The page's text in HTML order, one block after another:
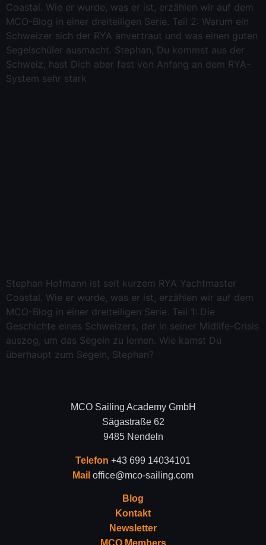
Coastal. Wie er wurde, was er ist, erzählen wir auf dem
MCO-Blog in einer dreiteiligen Serie. Teil 2: Warum ein
Schweizer sich der RYA anvertraut und was einen guten
Segelschüler ausmacht. Stephan, Du kommst aus der
Schweiz, hast Dich aber fast von Anfang an dem RYA-
System sehr stark
Stephan Hofmann ist seit kurzem RYA Yachtmaster
Coastal. Wie er wurde, was er ist, erzählen wir auf dem
MCO-Blog in einer dreiteiligen Serie. Teil 1: Die
Geschichte eines Schweizers, der in seiner Midlife-Crisis
auszog, um das Segeln zu lernen. Wie kamst Du
überhaupt zum Segeln, Stephan?
MCO Sailing Academy GmbH
Sägastraße 62
9485 Nendeln
Telefon +43 699 14034101
Mail office@mco-sailing.com
Blog
Kontakt
Newsletter
MCO Members